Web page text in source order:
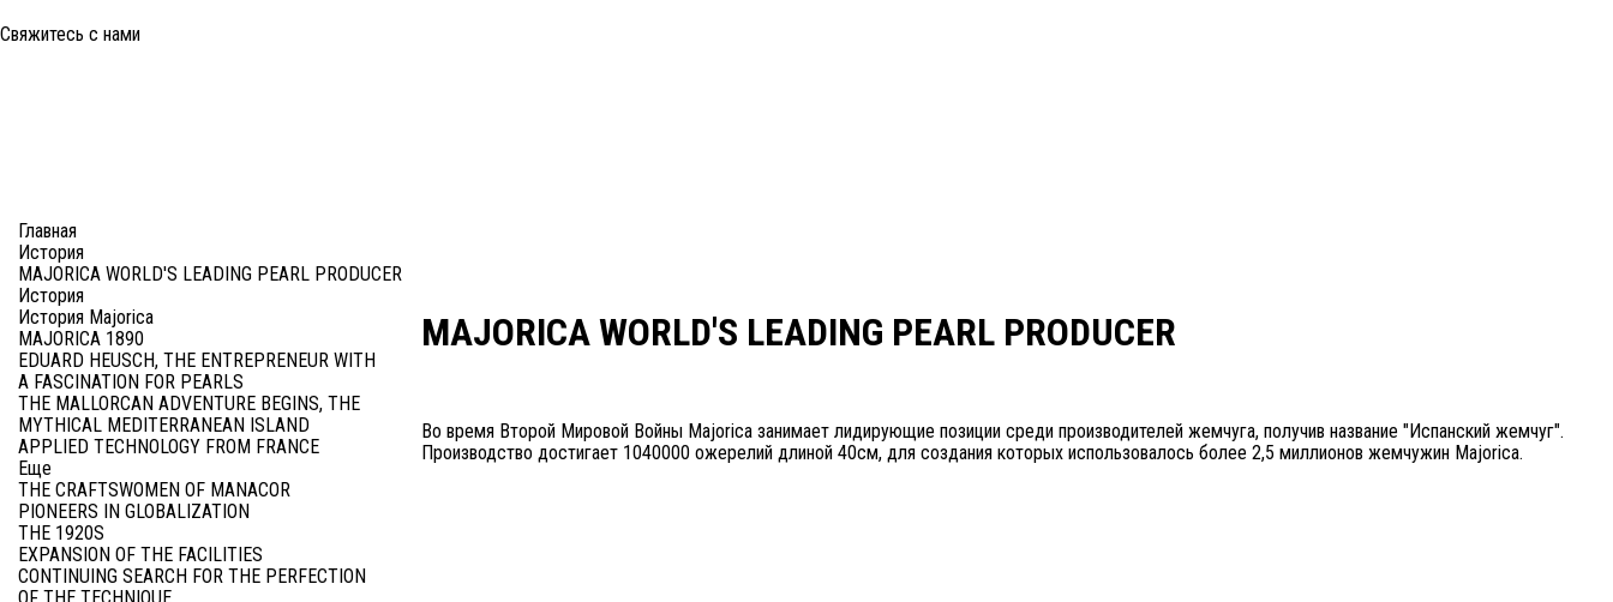
Свяжитесь с нами
Главная
История
MAJORICA WORLD'S LEADING PEARL PRODUCER
История
История Majorica
MAJORICA 1890
EDUARD HEUSCH, THE ENTREPRENEUR WITH
A FASCINATION FOR PEARLS
THE MALLORCAN ADVENTURE BEGINS, THE
MYTHICAL MEDITERRANEAN ISLAND
APPLIED TECHNOLOGY FROM FRANCE
Еще
THE CRAFTSWOMEN OF MANACOR
PIONEERS IN GLOBALIZATION
THE 1920S
EXPANSION OF THE FACILITIES
CONTINUING SEARCH FOR THE PERFECTION
MAJORICA WORLD'S LEADING PEARL PRODUCER
Во время Второй Мировой Войны Majorica занимает лидирующие позиции среди производителей жемчуга, получив название "Испанский жемчуг".
Производство достигает 1040000 ожерелий длиной 40см, для создания которых использовалось более 2,5 миллионов жемчужин Majorica.